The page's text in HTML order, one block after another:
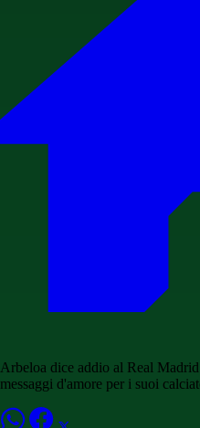
Arbeloa dice addio al Real
messaggi d'amore per i suoi